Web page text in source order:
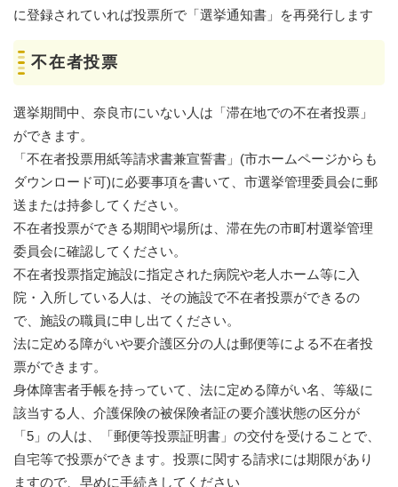
に登録されていれば投票所で「選挙通知書」を再発行します
不在者投票
選挙期間中、奈良市にいない人は「滞在地での不在者投票」
ができます。
「不在者投票用紙等請求書兼宣誓書」(市ホームページからも
ダウンロード可)に必要事項を書いて、市選挙管理委員会に郵
送または持参してください。
不在者投票ができる期間や場所は、滞在先の市町村選挙管理
委員会に確認してください。
不在者投票指定施設に指定された病院や老人ホーム等に入
院・入所している人は、その施設で不在者投票ができるの
で、施設の職員に申し出てください。
法に定める障がいや要介護区分の人は郵便等による不在者投
票ができます。
身体障害者手帳を持っていて、法に定める障がい名、等級に
該当する人、介護保険の被保険者証の要介護状態の区分が
「5」の人は、「郵便等投票証明書」の交付を受けることで、
自宅等で投票ができます。投票に関する請求には期限があり
ますので、早めに手続きしてください